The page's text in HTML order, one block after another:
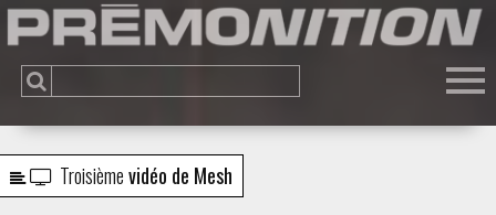
Troisièmevidéo de Mesh